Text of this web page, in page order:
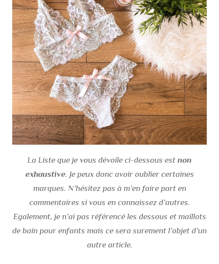
La Liste que je vous dévoile ci-dessous est non
exhaustive. Je peux donc avoir oublier certaines
marques. N’hésitez pas à m’en faire part en
commentaires si vous en connaissez d’autres.
Egalement, je n’ai pas référencé les dessous et maillots
de bain pour enfants mais ce sera surement l’objet d’un
autre article.